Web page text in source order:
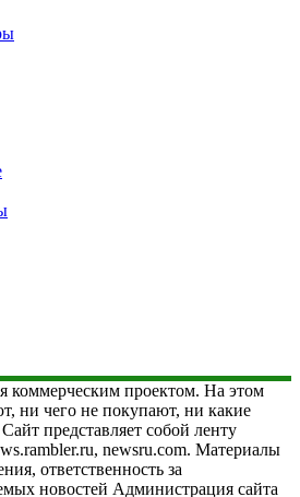
коммерческим проектом. На этом
ни чего не покупают, ни какие
представляет собой ленту
newsru.com. Материалы
ответственность за
новостей Администрация сайта